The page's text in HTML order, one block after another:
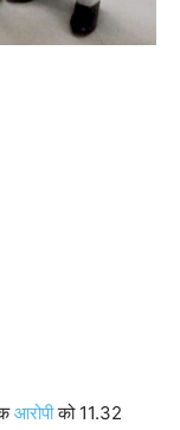
आरोपीको 11.32